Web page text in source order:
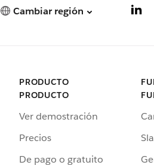
Cambiar región
PRODUCTO
PRODUCTO
Ver demostración
Precios
De pago o gratuito